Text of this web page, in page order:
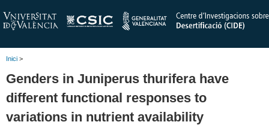
Inici >
Genders in Juniperus thurifera have
different functional responses to
variations in nutrient availability